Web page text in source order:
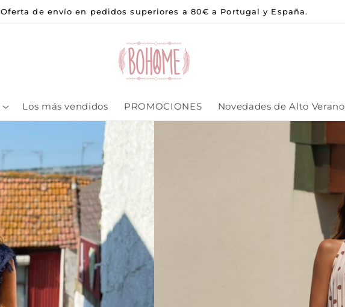
Oferta de envío en pedidos superiores a 80€ a Portugal y España.
Los más vendidos PROMOCIONES Novedades de Alto Verano